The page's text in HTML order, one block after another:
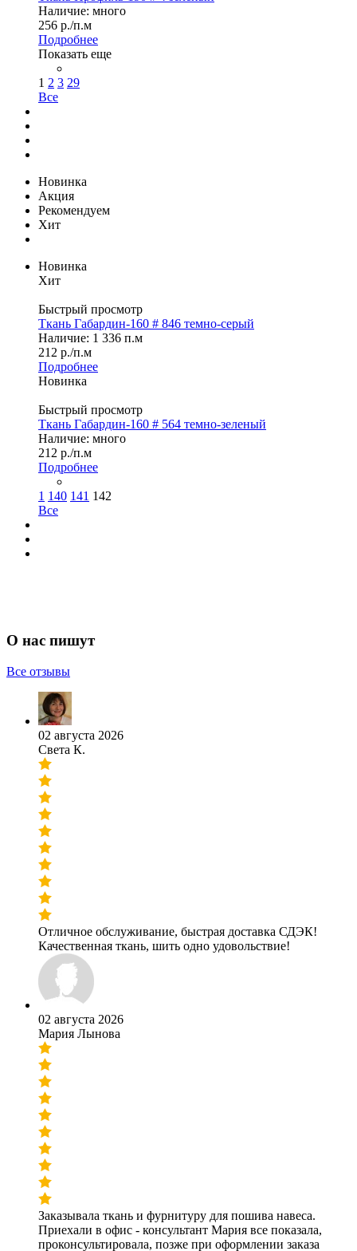
Наличие: много
256 р./п.м
Подробнее
Показать еще
1 2 3 29
Все
Новинка
Акция
Рекомендуем
Хит
Новинка
Хит
Быстрый просмотр
Ткань Габардин-160 # 846 темно-серый
Наличие: 1 336 п.м
212 р./п.м
Подробнее
Новинка
Быстрый просмотр
Ткань Габардин-160 # 564 темно-зеленый
Наличие: много
212 р./п.м
Подробнее
1 140 141 142
Все
О нас пишут
Все отзывы
02 августа 2026
Света К.
Отличное обслуживание, быстрая доставка СДЭК!
Качественная ткань, шить одно удовольствие!
02 августа 2026
Мария Лынова
Заказывала ткань и фурнитуру для пошива навеса.
Приехали в офис - консультант Мария все показала,
проконсультировала, позже при оформлении заказа